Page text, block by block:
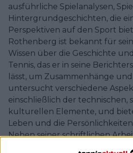
ausführliche Spielanalysen,
Hintergrundgeschichten, die
Perspektiven auf den Sport
Rothenberg ist bekannt für
Wissen über die Geschichte
Tennis, das er in seine
lässt, um Zusammenhänge
untersucht verschiedene
einschließlich der technischen,
kulturellen Elemente, und
Leben und die
Neben seiner schriftlichen